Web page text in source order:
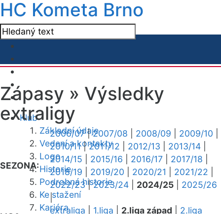
HC Kometa Brno
Klub
Základní údaje
Vedení a kontakty
Logo
Historie
Podrobná historie
Ke stažení
Kariéra
Zápasy » Výsledky
extraligy
SEZONA:
2006/07|2007/08 2008/09 2009/10
2010/11|2011/12 2012/13 2013/14
2014/15
2015/16 2016/17 2017/18
2018/19
2019/20 2020/21 2021/22
2022/23|2023/24 2024/25
2025/26
|
extraliga 1.liga 2.liga západ
2.liga